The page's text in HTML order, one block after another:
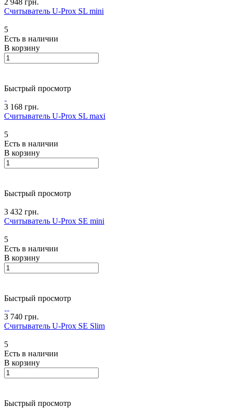
2 948 грн.
Считыватель U-Prox SL mini
5
Есть в наличии
В корзину
Быстрый просмотр
3 168 грн.
Считыватель U-Prox SL maxi
5
Есть в наличии
В корзину
Быстрый просмотр
3 432 грн.
Считыватель U-Prox SE mini
5
Есть в наличии
В корзину
Быстрый просмотр
3 740 грн.
Считыватель U-Prox SE Slim
5
Есть в наличии
В корзину
Быстрый просмотр